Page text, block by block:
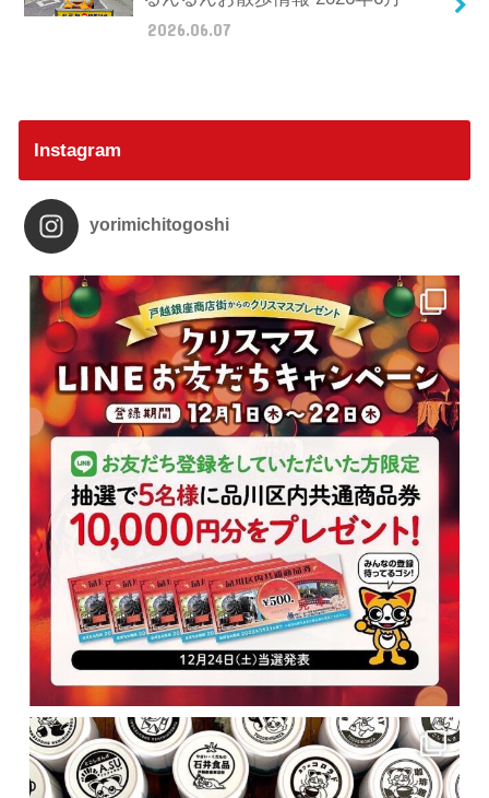
2026.06.07
Instagram
yorimichitogoshi